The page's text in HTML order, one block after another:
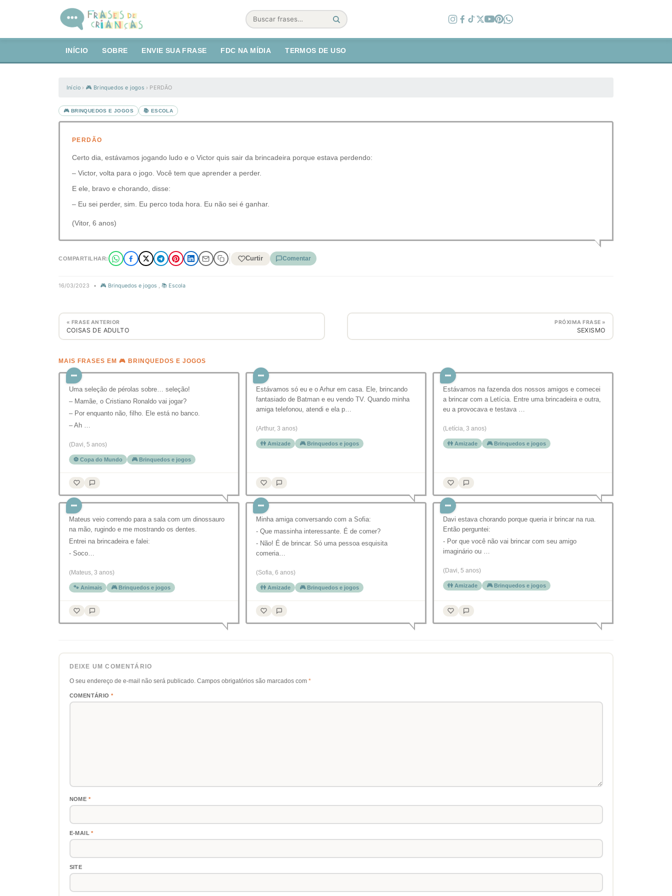
Buscar
INÍCIO SOBRE ENVIE SUA FRASE FDC NA MÍDIA TERMOS DE USO
Início › 🎮 Brinquedos e jogos › PERDÃO
🎮 BRINQUEDOS E JOGOS 📚 ESCOLA
PERDÃO
Certo dia, estávamos jogando ludo e o Victor quis sair da brincadeira porque estava perdendo:
– Victor, volta para o jogo. Você tem que aprender a perder.
E ele, bravo e chorando, disse:
– Eu sei perder, sim. Eu perco toda hora. Eu não sei é ganhar.
(Vitor, 6 anos)
COMPARTILHAR: Curtir Comentar
16/03/2023 • 🎮 Brinquedos e jogos , 📚 Escola
« FRASE ANTERIOR
COISAS DE ADULTO
PRÓXIMA FRASE »
SEXISMO
MAIS FRASES EM 🎮 BRINQUEDOS E JOGOS
Uma seleção de pérolas sobre… seleção!
– Mamãe, o Cristiano Ronaldo vai jogar?
– Por enquanto não, filho. Ele está no banco.
– Ah …
(Davi, 5 anos)
⚽ Copa do Mundo 🎮 Brinquedos e jogos
Estávamos só eu e o Arhur em casa. Ele, brincando
fantasiado de Batman e eu vendo TV. Quando minha
amiga telefonou, atendi e ela p…
(Arthur, 3 anos)
👫 Amizade 🎮 Brinquedos e jogos
Estávamos na fazenda dos nossos amigos e comecei
a brincar com a Letícia. Entre uma brincadeira e outra,
eu a provocava e testava …
(Letícia, 3 anos)
👫 Amizade 🎮 Brinquedos e jogos
Mateus veio correndo para a sala com um dinossauro
na mão, rugindo e me mostrando os dentes.
Entrei na brincadeira e falei:
- Soco…
(Mateus, 3 anos)
🐾 Animais 🎮 Brinquedos e jogos
Minha amiga conversando com a Sofia:
- Que massinha interessante. É de comer?
- Não! É de brincar. Só uma pessoa esquisita
comeria…
(Sofia, 6 anos)
👫 Amizade 🎮 Brinquedos e jogos
Davi estava chorando porque queria ir brincar na rua.
Então perguntei:
- Por que você não vai brincar com seu amigo
imaginário ou …
(Davi, 5 anos)
👫 Amizade 🎮 Brinquedos e jogos
DEIXE UM COMENTÁRIO
O seu endereço de e-mail não será publicado. Campos obrigatórios são marcados com *
COMENTÁRIO *
NOME *
E-MAIL*
SITE